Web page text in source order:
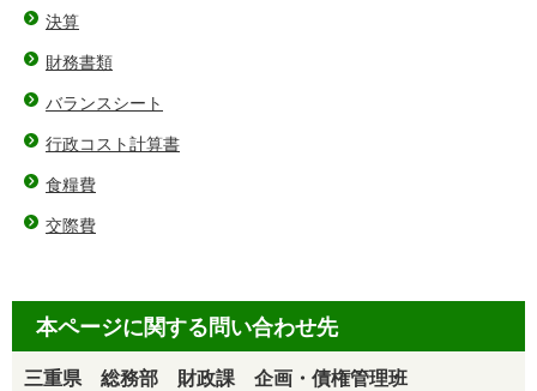
決算
財務書類
バランスシート
行政コスト計算書
食糧費
交際費
本ページに関する問い合わせ先
三重県 総務部 財政課 企画・債権管理班